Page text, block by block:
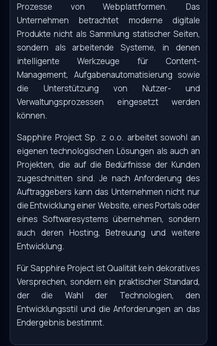
Prozesse von Webplattformen. Das
Unternehmen betrachtet moderne digitale
Produkte nicht als Sammlung statischer Seiten,
sondern als arbeitende Systeme, in denen
intelligente Werkzeuge für Content-
Management, Aufgabenautomatisierung sowie
die Unterstützung von Nutzer- und
Verwaltungsprozessen eingesetzt werden
können.
Sapphire Project Sp. z o.o. arbeitet sowohl an
eigenen technologischen Lösungen als auch an
Projekten, die auf die Bedürfnisse der Kunden
zugeschnitten sind. Je nach Anforderung des
Auftraggebers kann das Unternehmen nicht nur
die Entwicklung einer Website, eines Portals oder
eines Softwaresystems übernehmen, sondern
auch deren Hosting, Betreuung und weitere
Entwicklung.
Für Sapphire Project ist Qualität kein dekoratives
Versprechen, sondern ein praktischer Standard,
der die Wahl der Technologien, den
Entwicklungsstil und die Anforderungen an das
Endergebnis bestimmt.